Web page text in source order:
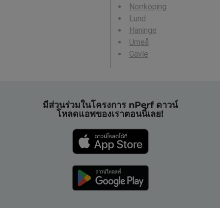
Norrköping
Lund
Haninge
Umeå
Gävle
มีส่วนร่วมในโครงการ nPerf ดาวน์
โหลดแอพของเราตอนนี้เลย!